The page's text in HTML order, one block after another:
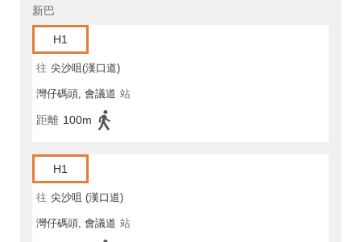
新巴
H1
往 尖沙咀(漢口道)
灣仔碼頭, 會議道 站
距離 100m
H1
往 尖沙咀 (漢口道)
灣仔碼頭, 會議道 站